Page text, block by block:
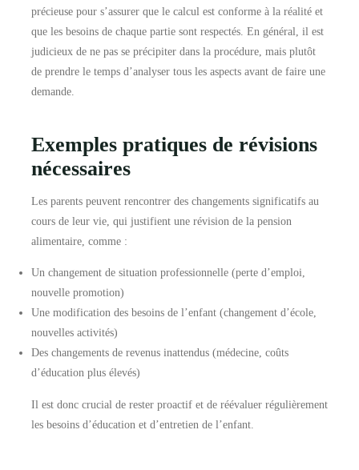
précieuse pour s’assurer que le calcul est conforme à la réalité et
que les besoins de chaque partie sont respectés. En général, il est
judicieux de ne pas se précipiter dans la procédure, mais plutôt
de prendre le temps d’analyser tous les aspects avant de faire une
demande.
Exemples pratiques de révisions
nécessaires
Les parents peuvent rencontrer des changements significatifs au
cours de leur vie, qui justifient une révision de la pension
alimentaire, comme :
Un changement de situation professionnelle (perte d’emploi,
nouvelle promotion)
Une modification des besoins de l’enfant (changement d’école,
nouvelles activités)
Des changements de revenus inattendus (médecine, coûts
d’éducation plus élevés)
Il est donc crucial de rester proactif et de réévaluer régulièrement
les besoins d’éducation et d’entretien de l’enfant.